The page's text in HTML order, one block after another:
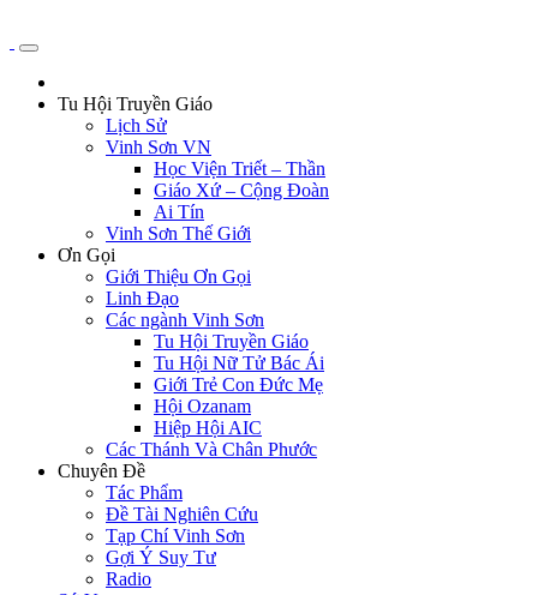
Tu Hội Truyền Giáo
Lịch Sử
Vinh Sơn VN
Học Viện Triết – Thần
Giáo Xứ – Cộng Đoàn
Ai Tín
Vinh Sơn Thế Giới
Ơn Gọi
Giới Thiệu Ơn Gọi
Linh Đạo
Các ngành Vinh Sơn
Tu Hội Truyền Giáo
Tu Hội Nữ Tử Bác Ái
Giới Trẻ Con Đức Mẹ
Hội Ozanam
Hiệp Hội AIC
Các Thánh Và Chân Phước
Chuyên Đề
Tác Phẩm
Đề Tài Nghiên Cứu
Tạp Chí Vinh Sơn
Gợi Ý Suy Tư
Radio